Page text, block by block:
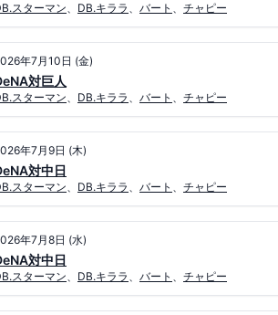
スターマン、 DB.キララ 、 バート 、 チャピー
年7月10日 (金)
対巨人
スターマン、 DB.キララ 、 バート 、 チャピー
年7月9日 (木)
対中日
スターマン、 DB.キララ 、 バート 、 チャピー
年7月8日 (水)
対中日
スターマン、 DB.キララ 、 バート 、 チャピー